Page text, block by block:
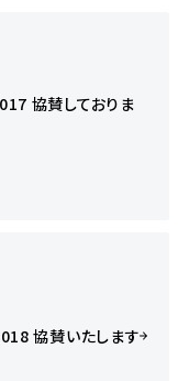
協賛しておりま
協賛いたします